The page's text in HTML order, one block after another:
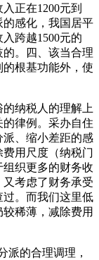
正在1200元到
的感化，我国居平
跨越1500元的
。四、该当合理
根基功能外，使
纳税人的理解上
律例。采办自住
、缩小差距的感
用尺度（纳税门
织更多的财务收
考虑了财务承受
。而我们这里低
稀薄，减除费用
的合理调理，